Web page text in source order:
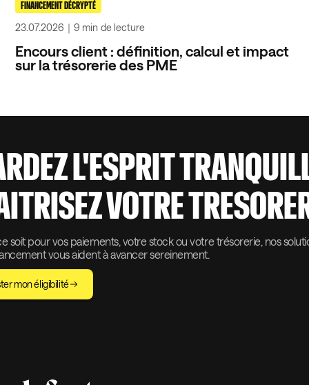
FINANCEMENT DÉCRYPTÉ
23.07.2026 ｜9 min de lecture
Encours client : définition, calcul et impact
sur la trésorerie des PME
L'ESPRIT
VOTRE
soit pour vos paiements, votre stock ou votre trésorerie, nos
vous aident à avancer sereinement.
mon éligibilité